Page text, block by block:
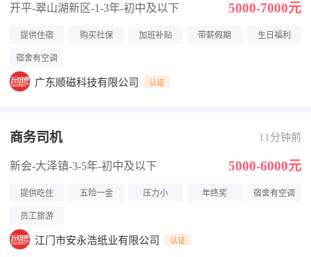
开平-翠山湖新区-1-3年-初中及以下 5000-7000元
提供住宿 购买社保 加班补贴 带薪假期 生日福利
宿舍有空调
广东顺磁科技有限公司 认证
商务司机 11分钟前
新会-大泽镇-3-5年-初中及以下 5000-6000元
提供吃住 五险一金 压力小 年终奖 宿舍有空调
员工旅游
江门市安永浩纸业有限公司 认证